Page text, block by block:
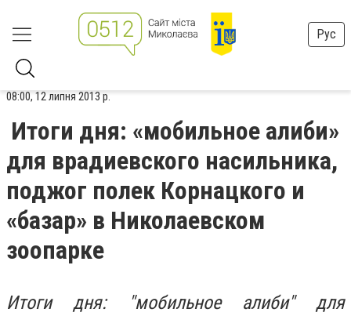
Рус
08:00, 12 липня 2013 р.
Итоги дня: «мобильное алиби»
для врадиевского насильника,
поджог полек Корнацкого и
«базар» в Николаевском
зоопарке
Итоги дня: "мобильное алиби" для